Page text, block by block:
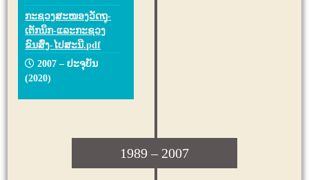
ກະຊວງສະໜອງວັດຖຸ-
ເຕັກນິກ-ແລະກະຊວງ
ຂົນສົ່ງ-ໄປສະນີ.pdf
2007 – ປະຈຸບັນ
(2020)
1989 – 2007